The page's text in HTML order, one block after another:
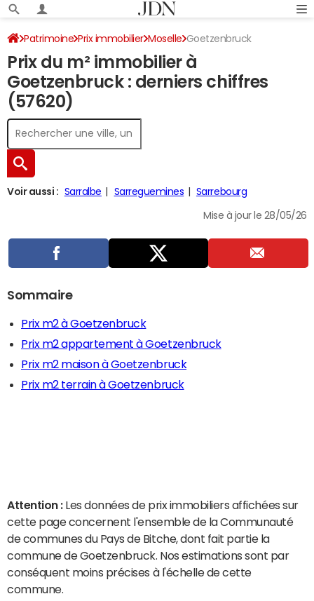
Patrimoine Prix immobilier Moselle Goetzenbruck
Prix du m² immobilier à
Goetzenbruck : derniers chiffres
(57620)
Voir aussi : Sarralbe Sarreguemines Sarrebourg
Mise à jour le 28/05/26
Sommaire
Prix m2 à Goetzenbruck
Prix m2 appartement à Goetzenbruck
Prix m2 maison à Goetzenbruck
Prix m2 terrain à Goetzenbruck
Attention : Les données de prix immobiliers affichées sur
cette page concernent l'ensemble de la Communauté
de communes du Pays de Bitche, dont fait partie la
commune de Goetzenbruck. Nos estimations sont par
conséquent moins précises à l'échelle de cette
commune.